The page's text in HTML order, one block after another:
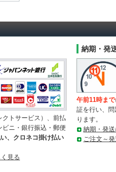
クトサービス）、前払
ビニ・銀行振込・郵便
、クロネコ掛け払い
見る
納期・発
午前11時まで
証を行い、
ります。
納期・発
ご注文～